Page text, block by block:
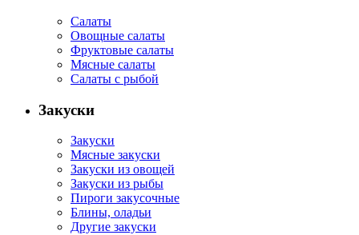
Салаты
Овощные салаты
Фруктовые салаты
Мясные салаты
Салаты с рыбой
Закуски
Закуски
Мясные закуски
Закуски из овощей
Закуски из рыбы
Пироги закусочные
Блины, оладьи
Другие закуски